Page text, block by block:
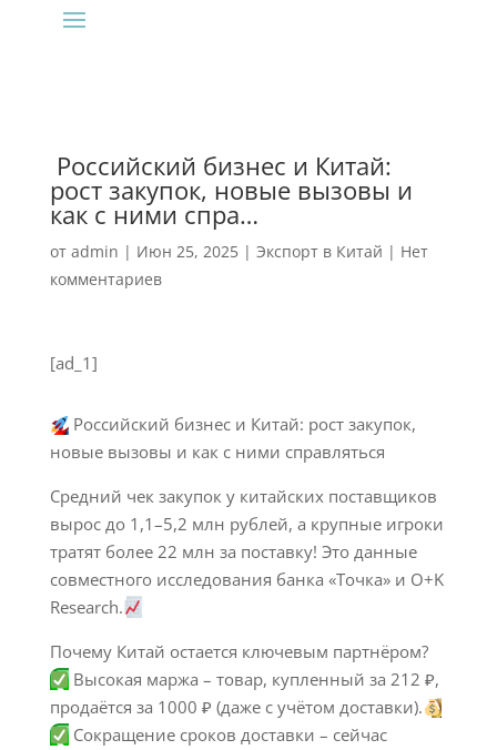
‍ Российский бизнес и Китай:
рост закупок, новые вызовы и
как с ними спра…
от admin | Июн 25, 2025| Экспорт в Китай | Нет
комментариев
[ad_1]
Российский бизнес и Китай: рост закупок,
новые вызовы и как с ними справляться
Средний чек закупок у китайских поставщиков
вырос до 1,1–5,2 млн рублей, а крупные игроки
тратят более 22 млн за поставку! Это данные
совместного исследования банка «Точка» и O+K
Research.
Почему Китай остается ключевым партнёром?
Высокая маржа – товар, купленный за 212 ₽,
продаётся за 1000 ₽ (даже с учётом доставки).
Сокращение сроков доставки – сейчас